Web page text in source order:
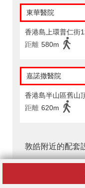
東華醫院
香港島上環普仁街
距離 580m
嘉諾撒醫院
香港島半山區舊山
距離 620m
敦皓附近的配套